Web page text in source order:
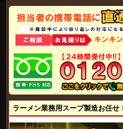
ラーメン業務用スープ製造お任せ